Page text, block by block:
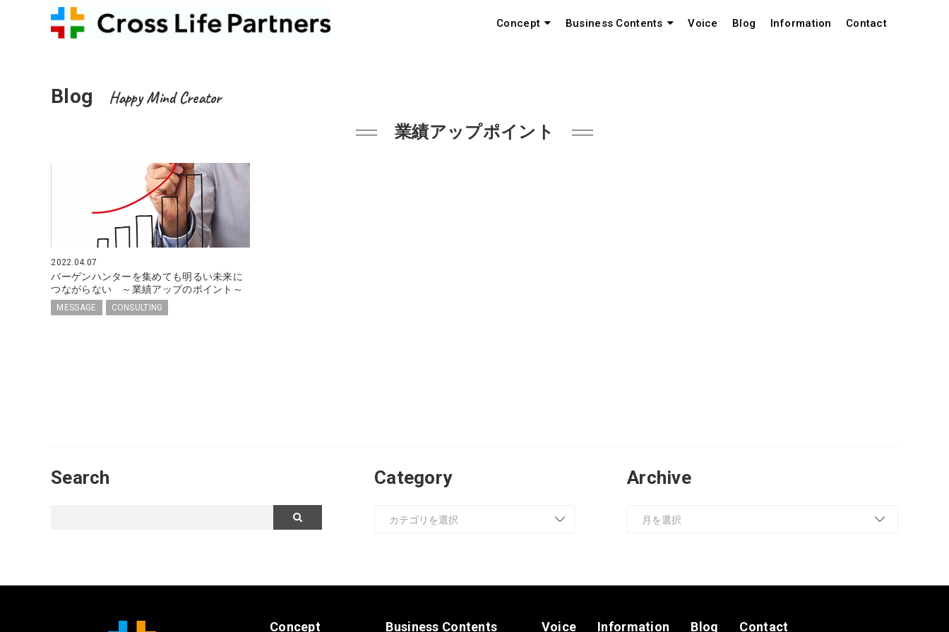
Concept Business Contents Voice Blog Information Contact
Blog Happy Mind Creator
業績アップポイント
2022.04.07
バーゲンハンターを集めても明るい未来に
つながらない ～業績アップのポイント～
MESSAGE CONSULTING
Search Category Archive
Concept Business Contents Voice Information Blog Contact